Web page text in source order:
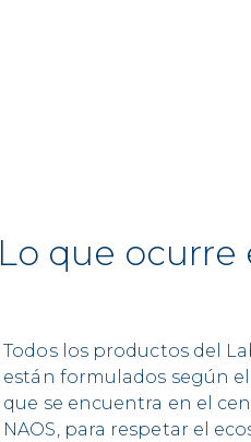
Lo que ocurre
Todos los productos del
están formulados según
que se encuentra en el
NAOS, para respetar el